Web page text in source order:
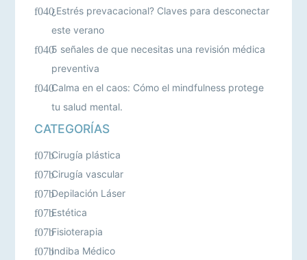
¿Estrés prevacacional? Claves para desconectar
este verano
5 señales de que necesitas una revisión médica
preventiva
Calma en el caos: Cómo el mindfulness protege
tu salud mental.
CATEGORÍAS
Cirugía plástica
Cirugía vascular
Depilación Láser
Estética
Fisioterapia
Indiba Médico